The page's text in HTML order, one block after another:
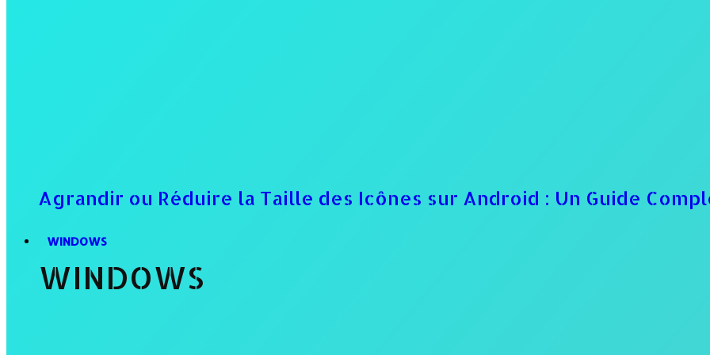
Agrandir ou Réduire la Taille des Icônes sur Android : Un Guide
WINDOWS
WINDOWS